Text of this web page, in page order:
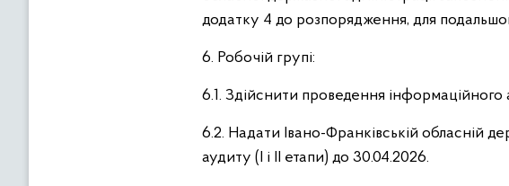
додатку 4 до розпорядження, для
6. Робочій групі:
6.1. Здійснити проведення інформаційного
6.2. Надати Івано-Франківській обласній
аудиту (І і ІІ етапи) до 30.04.2026.